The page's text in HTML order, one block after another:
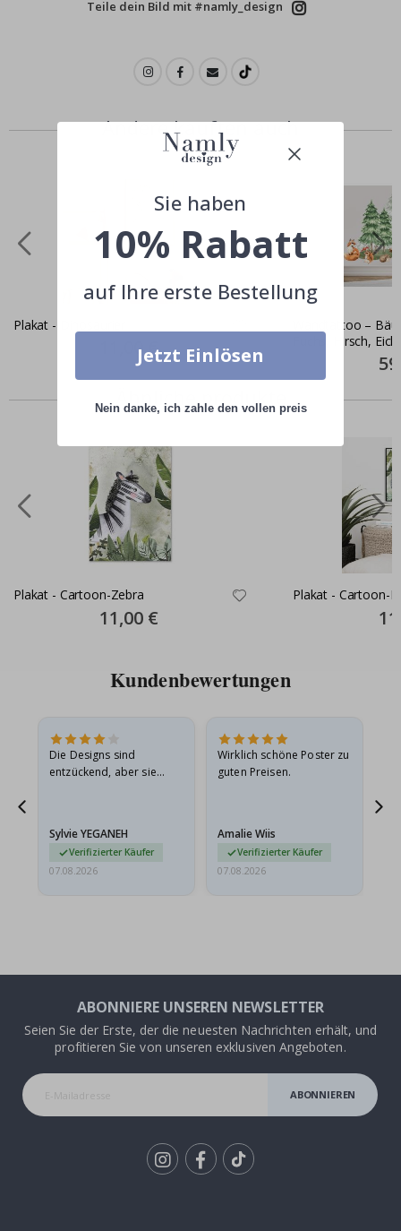
Teile dein Bild mit #namly_design
Andere kauften auch
Plakat - Dinosaurier
11,00 €
Wandtattoo –
Fuchs, Hirsch,
Ähnliche produkte
Plakat - Cartoon-Zebra
Special
Price
11,00 €
Plakat - Cartoon-
Kundenbewertungen
Die Designs sind
entzückend, aber sie
sie…
Sylvie YEGANEH
Verifizierter Käufer
07.08.2026
Wirklich schöne Poster zu
guten Preisen.
Amalie Wiis
Verifizierter Käufer
07.08.2026
ABONNIERE UNSEREN NEWSLETTER
Seien Sie der Erste, der die neuesten Nachrichten erhält, und
profitieren Sie von unseren exklusiven Angeboten.
ABONNIEREN
Sie haben
10% Rabatt
auf Ihre erste Bestellung
Jetzt Einlösen
Nein danke, ich zahle den vollen preis